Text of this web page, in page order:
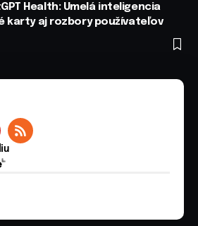
Health: Umelá inteligencia
karty aj rozbory používateľov